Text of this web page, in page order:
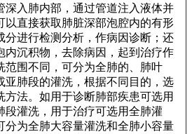
深入肺内部，通过管道注入液体并
以直接获取肺脏深部泡腔内的有形
分进行检测分析，作病因诊断；还
内沉积物，去除病因，起到治疗作
范围不同，可分为全肺的、肺叶
亚肺段的灌洗，根据不同目的，选
方法。如用于诊断肺部疾患可选用
段灌洗，用于治疗可选用全肺灌
分为全肺大容量灌洗和全肺小容量